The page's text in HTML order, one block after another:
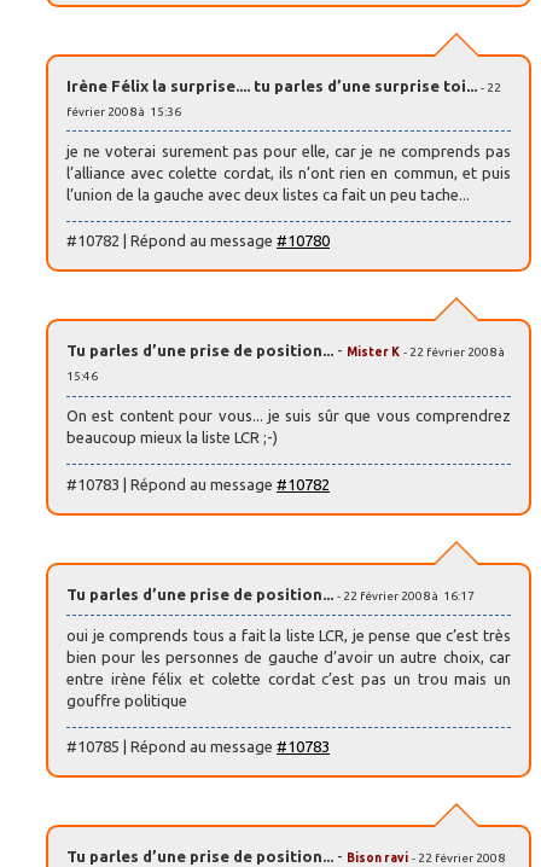
Irène Félix la surprise.... tu parles d’une surprise toi...
- 22
février 2008 à 15:36
je ne voterai surement pas pour elle, car je ne comprends pas
l’alliance avec colette cordat, ils n’ont rien en commun, et puis
l’union de la gauche avec deux listes ca fait un peu tache...
#10782 | Répond au message #10780
Tu parles d’une prise de position... - Mister K - 22 février 2008 à
15:46
On est content pour vous... je suis sûr que vous comprendrez
beaucoup mieux la liste LCR ;-)
#10783 | Répond au message #10782
Tu parles d’une prise de position... - 22 février 2008 à 16:17
oui je comprends tous a fait la liste LCR, je pense que c’est très
bien pour les personnes de gauche d’avoir un autre choix, car
entre irène félix et colette cordat c’est pas un trou mais un
gouffre politique
#10785 | Répond au message #10783
Tu parles d’une prise de position... - Bison ravi - 22 février 2008